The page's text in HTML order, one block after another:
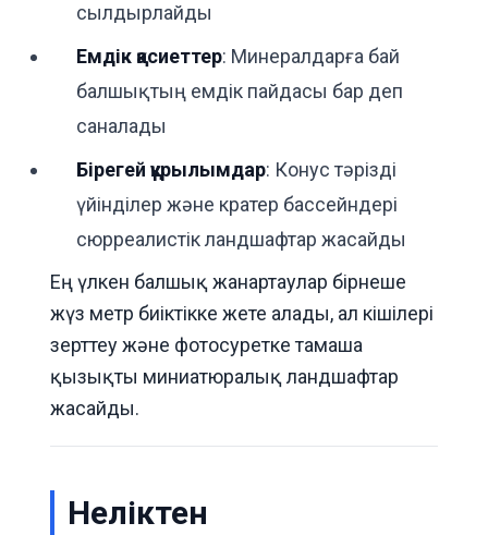
сылдырлайды
Емдік қасиеттер: Минералдарға бай
балшықтың емдік пайдасы бар деп
саналады
Бірегей құрылымдар: Конус тәрізді
үйінділер және кратер бассейндері
сюрреалистік ландшафтар жасайды
Ең үлкен балшық жанартаулар бірнеше
жүз метр биіктікке жете алады, ал кішілері
зерттеу және фотосуретке тамаша
қызықты миниатюралық ландшафтар
жасайды.
Неліктен